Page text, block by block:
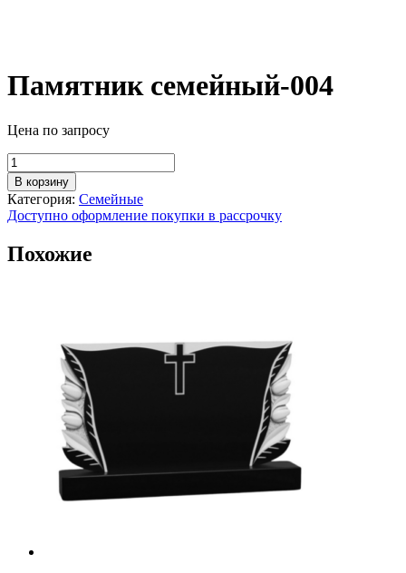
Памятник семейный-004
Цена по запросу
Количество
товара
Памятник
семейный-004
В корзину
Категория: Семейные
Доступно оформление покупки в рассрочку
Похожие